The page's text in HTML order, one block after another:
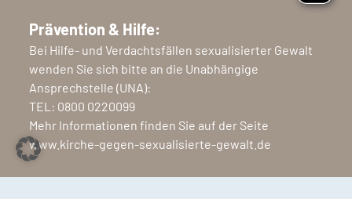
Prävention & Hilfe:
Bei Hilfe- und Verdachtsfällen sexualisierter Gewalt
wenden Sie sich bitte an die Unabhängige
Ansprechstelle (UNA):
TEL: 0800 0220099
Mehr Informationen finden Sie auf der Seite
www.kirche-gegen-sexualisierte-gewalt.de